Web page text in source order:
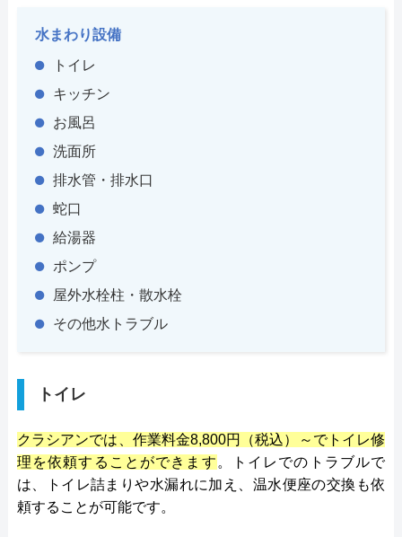
水まわり設備
トイレ
キッチン
お風呂
洗面所
排水管・排水口
蛇口
給湯器
ポンプ
屋外水栓柱・散水栓
その他水トラブル
トイレ
クラシアンでは、作業料金8,800円（税込）～でトイレ修
理を依頼することができます 。トイレでのトラブルで
は、トイレ詰まりや水漏れに加え、温水便座の交換も依
頼することが可能です。